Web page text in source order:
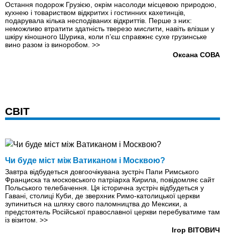
Остання подорож Грузією, окрім насолоди місцевою природою,
кухнею і товариством відкритих і гостинних кахетинців,
подарувала кілька несподіваних відкриттів. Перше з них:
неможливо втратити здатність тверезо мислити, навіть влізши у
шкіру кіношного Шурика, коли п’єш справжнє сухе грузинське
вино разом із виноробом. >>
Оксана СОВА
СВІТ
Чи буде міст між Ватиканом і Москвою?
Завтра відбудеться довгоочікувана зустріч Папи Римського
Франциска та московського патріарха Кирила, повідомляє сайт
Польського телебачення. Ця історична зустріч відбудеться у
Гавані, столиці Куби, де зверхник Римо-католицької церкви
зупиниться на шляху свого паломництва до Мексики, а
предстоятель Російської православної церкви перебуватиме там
із візитом. >>
Ігор ВІТОВИЧ